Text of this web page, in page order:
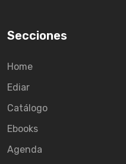
Secciones
Home
Ediar
Catálogo
Ebooks
Agenda